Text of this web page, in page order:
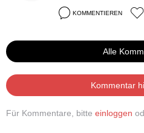
KOMMENTIEREN
Alle
Kommentar
Für Kommentare, bitte einloggen